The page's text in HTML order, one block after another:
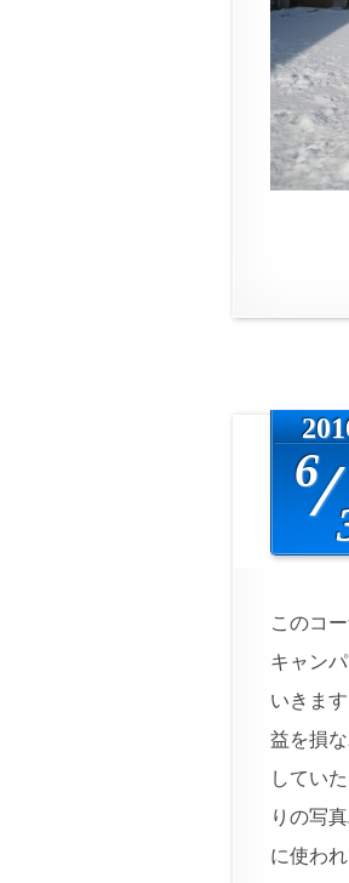
6
このコ
キャン
いきま
益を損
してい
りの写
に使わ